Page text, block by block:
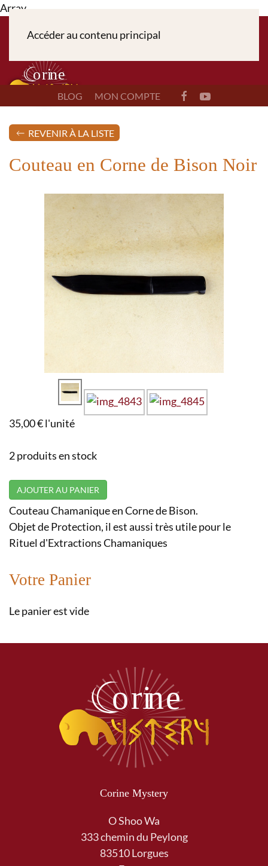
Array
Accéder au contenu principal
BLOG MON COMPTE
REVENIR À LA LISTE
Couteau en Corne de Bison Noir
35,00 €l'unité
2 produits en stock
AJOUTER AU PANIER
Couteau Chamanique en Corne de Bison.
Objet de Protection, il est aussi très utile pour le
Rituel d'Extractions Chamaniques
Votre Panier
Le panier est vide
Corine Mystery
O Shoo Wa
333 chemin du Peylong
83510 Lorgues